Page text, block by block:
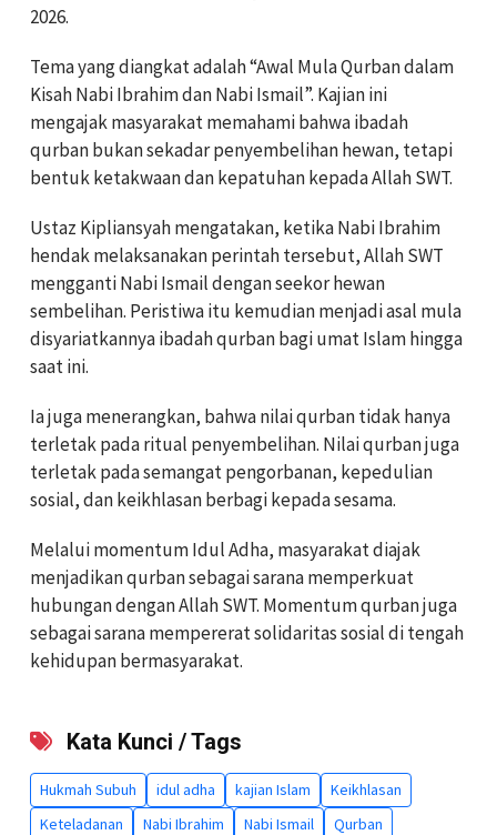
2026.
Tema yang diangkat adalah “Awal Mula Qurban dalam
Kisah Nabi Ibrahim dan Nabi Ismail”. Kajian ini
mengajak masyarakat memahami bahwa ibadah
qurban bukan sekadar penyembelihan hewan, tetapi
bentuk ketakwaan dan kepatuhan kepada Allah SWT.
Ustaz Kipliansyah mengatakan, ketika Nabi Ibrahim
hendak melaksanakan perintah tersebut, Allah SWT
mengganti Nabi Ismail dengan seekor hewan
sembelihan. Peristiwa itu kemudian menjadi asal mula
disyariatkannya ibadah qurban bagi umat Islam hingga
saat ini.
Ia juga menerangkan, bahwa nilai qurban tidak hanya
terletak pada ritual penyembelihan. Nilai qurban juga
terletak pada semangat pengorbanan, kepedulian
sosial, dan keikhlasan berbagi kepada sesama.
Melalui momentum Idul Adha, masyarakat diajak
menjadikan qurban sebagai sarana memperkuat
hubungan dengan Allah SWT. Momentum qurban juga
sebagai sarana mempererat solidaritas sosial di tengah
kehidupan bermasyarakat.
Kata Kunci / Tags
Hukmah Subuh idul adha kajian Islam
Keikhlasan
Keteladanan
Nabi Ibrahim Nabi Ismail Qurban